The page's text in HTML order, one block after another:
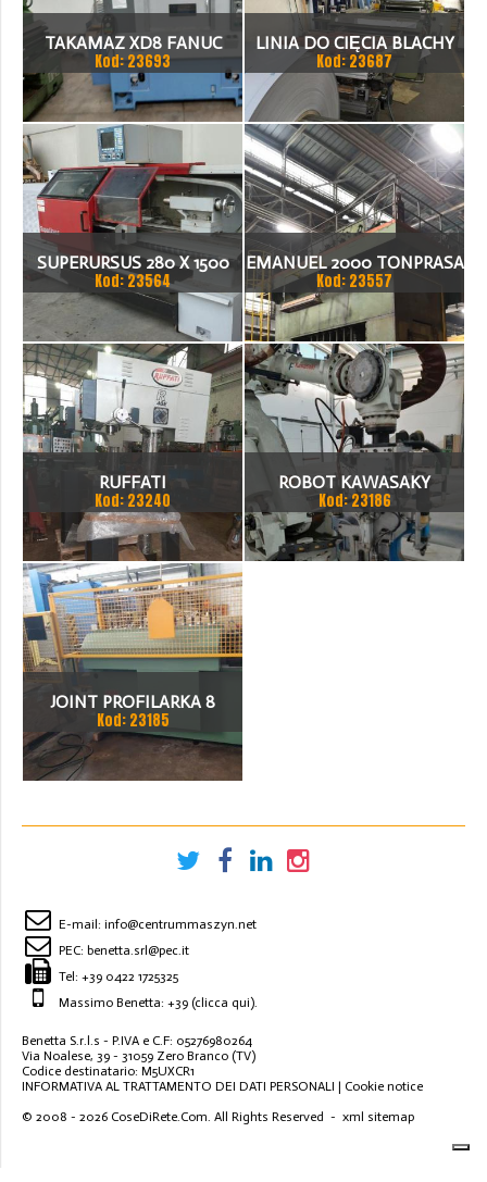
TAKAMAZ XD8 FANUC
21ITA TOKARKA CNC
Kod: 23693
LINIA DO CIĘCIA BLACHY
1.500 X 1,5 (2,5) MM
Kod: 23687
SUPERURSUS 280 X 1500
TOKARKA
Kod: 23564
EMANUEL 2000 TONPRASA
HYDRAULICZNA 3200 X
2000
Kod: 23557
RUFFATI
Kod: 23240
ROBOT KAWASAKY
Kod: 23186
JOINT PROFILARKA 8
STACJI
Kod: 23185
E-mail: info@centrummaszyn.net
PEC: benetta.srl@pec.it
Tel: +39 0422 1725325
Massimo Benetta: +39 (clicca qui).
Benetta S.r.l.s - P.IVA e C.F: 05276980264
Via Noalese, 39 - 31059 Zero Branco (TV)
Codice destinatario: M5UXCR1
INFORMATIVA AL TRATTAMENTO DEI DATI PERSONALI | Cookie notice
© 2008 - 2026 CoseDiRete.Com. All Rights Reserved - xml sitemap